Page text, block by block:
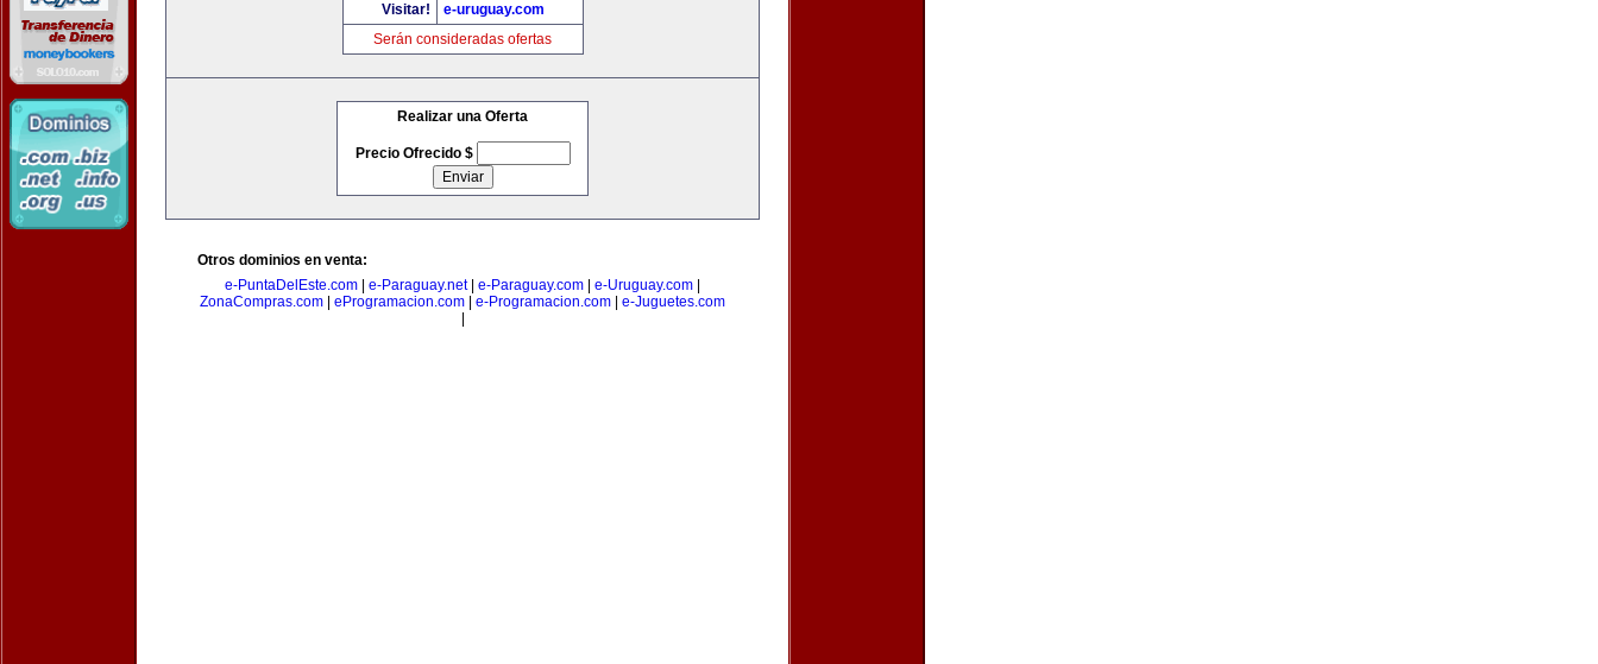
Visitar!
e-uruguay.com
Serán consideradas ofertas
Realizar una Oferta
Precio Ofrecido $
Otros dominios en venta:
e-PuntaDelEste.com
e-Paraguay.net| e-Paraguay.com e-Uruguay.com
ZonaCompras.com
eProgramacion.com e-Programacion.com
e-Juguetes.com